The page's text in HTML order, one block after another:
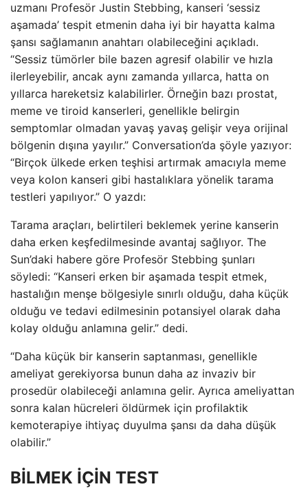
uzmanı Profesör Justin Stebbing, kanseri ‘sessiz
aşamada’ tespit etmenin daha iyi bir hayatta kalma
şansı sağlamanın anahtarı olabileceğini açıkladı.
“Sessiz tümörler bile bazen agresif olabilir ve hızla
ilerleyebilir, ancak aynı zamanda yıllarca, hatta on
yıllarca hareketsiz kalabilirler. Örneğin bazı prostat,
meme ve tiroid kanserleri, genellikle belirgin
semptomlar olmadan yavaş yavaş gelişir veya orijinal
bölgenin dışına yayılır.” Conversation’da şöyle yazıyor:
“Birçok ülkede erken teşhisi artırmak amacıyla meme
veya kolon kanseri gibi hastalıklara yönelik tarama
testleri yapılıyor.” O yazdı:
Tarama araçları, belirtileri beklemek yerine kanserin
daha erken keşfedilmesinde avantaj sağlıyor. The
Sun’daki habere göre Profesör Stebbing şunları
söyledi: “Kanseri erken bir aşamada tespit etmek,
hastalığın menşe bölgesiyle sınırlı olduğu, daha küçük
olduğu ve tedavi edilmesinin potansiyel olarak daha
kolay olduğu anlamına gelir.” dedi.
“Daha küçük bir kanserin saptanması, genellikle
ameliyat gerekiyorsa bunun daha az invaziv bir
prosedür olabileceği anlamına gelir. Ayrıca ameliyattan
sonra kalan hücreleri öldürmek için profilaktik
kemoterapiye ihtiyaç duyulma şansı da daha düşük
olabilir.”
BİLMEK İÇİN TEST